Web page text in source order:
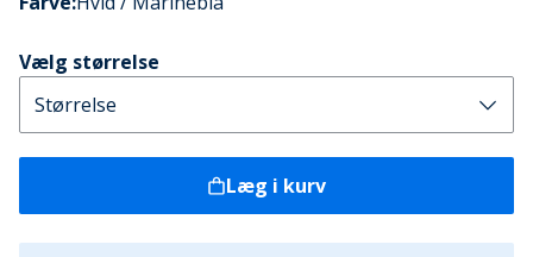
Vælg størrelse
Læg i kurv